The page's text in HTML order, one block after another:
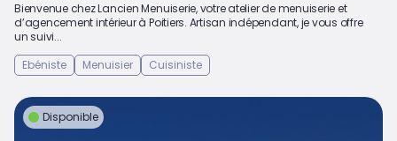
Bienvenue chez Lancien Menuiserie, votre atelier de menuiserie et
d’agencement intérieur à Poitiers. Artisan indépendant, je vous offre
un suivi...
Ebéniste
Menuisier Cuisiniste
Disponible